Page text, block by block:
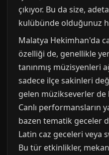
çıkıyor. Bu da size,
kulübünde olduğunuz
Malatya Hekimhan'da
özelliği de, genellikle
tanınmış müzisyenleri
sadece ilçe sakinleri
gelen müzikseverler de
Canlı performansların
bazen tematik geceler
Latin caz geceleri veya
Bu tür etkinlikler,